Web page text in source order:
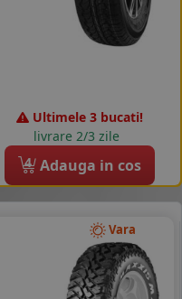
Ultimele 3 bucati!
livrare 2/3 zile
4 Adauga in cos
Vara